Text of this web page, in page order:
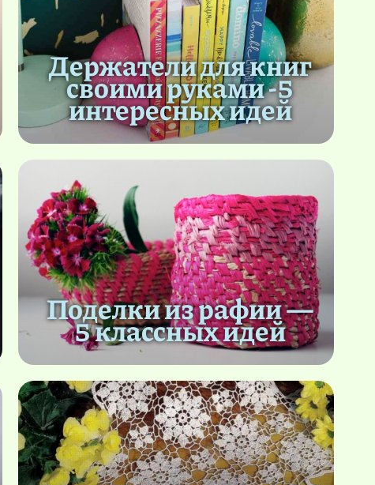
Держатели для книг
своими руками -5
интересных идей
Поделки из рафии —
5 классных идей